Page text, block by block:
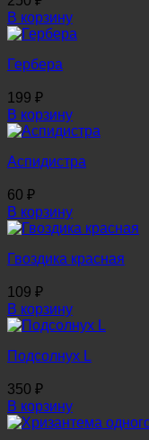
В корзину
Гербера
199 ₽
В корзину
Аспидистра
60 ₽
В корзину
Гвоздика красная
109 ₽
В корзину
Подсолнух L
350 ₽
В корзину